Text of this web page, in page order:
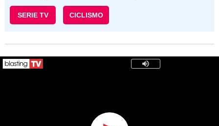
SERIE TV CICLISMO